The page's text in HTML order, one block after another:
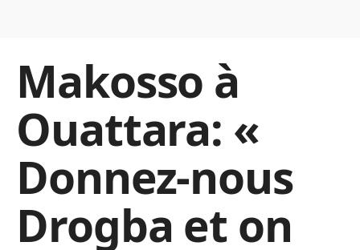
Makosso à
Ouattara: «
Donnez-nous
Drogba et on